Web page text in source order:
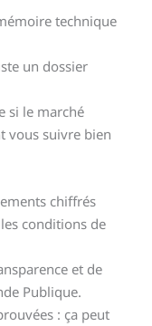
technique
un dossier
si le marché
vous suivre bien
chiffrés
conditions de
et de
Publique.
: ça peut